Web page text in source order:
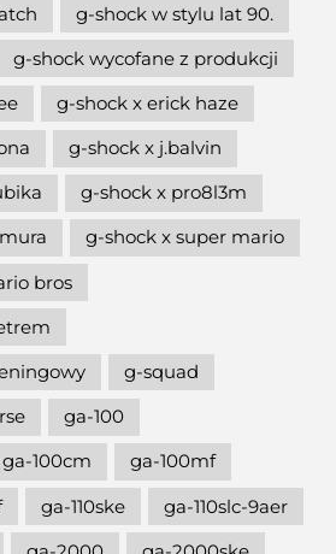
g-shock w stylu lat 90.
g-shock wycofane z produkcji
g-shock x erick haze
g-shock x j.balvin
g-shock x pro8l3m
g-shock x super mario
bros
g-squad
ga-100
ga-100cm
ga-100mf
ga-110ske
ga-110slc-9aer